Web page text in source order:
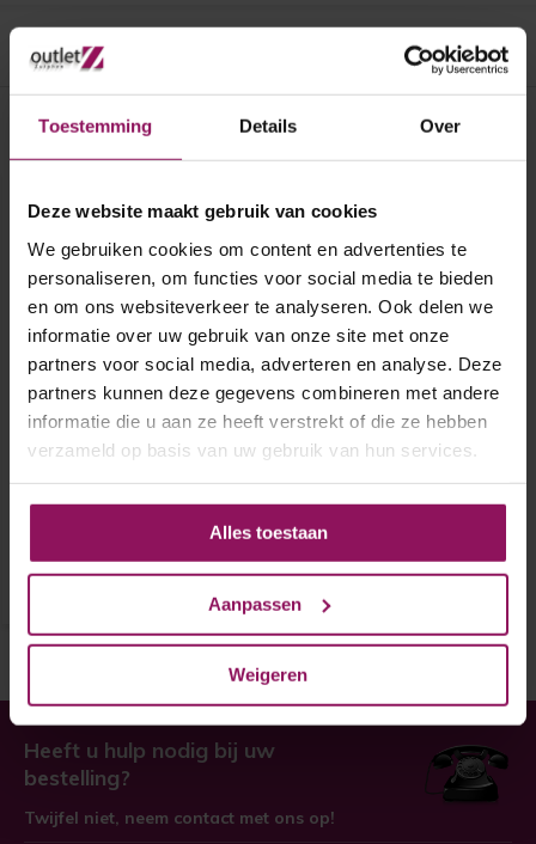
Toestemming Details Over
Deze website maakt gebruik van cookies
We gebruiken cookies om content en advertenties te
personaliseren, om functies voor social media te bieden
en om ons websiteverkeer te analyseren. Ook delen we
informatie over uw gebruik van onze site met onze
partners voor social media, adverteren en analyse. Deze
partners kunnen deze gegevens combineren met andere
informatie die u aan ze heeft verstrekt of die ze hebben
verzameld op basis van uw gebruik van hun services.
Alles toestaan
Aanpassen
Weigeren
Productomschrijving
Skantrae binnendeur SKS
1234
Heeft u hulp nodig bij uw
bestelling?
Twijfel niet, neem contact met ons op!